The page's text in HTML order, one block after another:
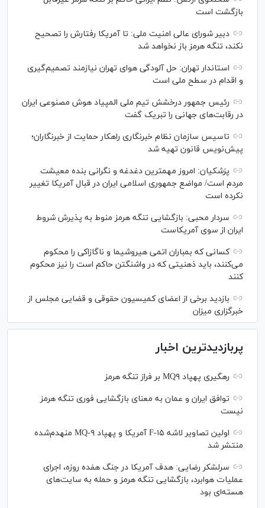
بازگشت است
دبیر شورای عالی امنیت ملی: تا آمریکا رفتارش را تصحیح
نکند، تنگه هرمز باز نخواهد شد
استاندار تهران: حل آلودگی هوای تهران نیازمند تصمیم‌گیری
و اقدام در سطح ملی است
رئیس جمهور درخشش تیم ملی المپیاد هوش مصنوعی ایران
در رقابت‌های جهانی را تبریک گفت
تاسیس سازمان نظام خبرنگاری راهکار حمایت از خبرنگاران؛
پیش‌نویس قانون تهیه شد
پزشکیان: امروز مهمترین دغدغه و نگرانی بنده معیشت
مردم است/ مواضع جمهوری اسلامی ایران در قبال آمریکا تغییر
نکرده است
سردار محبی: بازگشایی تنگه هرمز منوط به پذیرش شروط
ایران از سوی آمریکاست
کسانی که بمباران اتمی هیروشیما و ناگازاکی را محکوم
می‌کنند، باید ذهنیتی که در واشنگتن حاکم است را نیز محکوم
کنند
بازدید برخی از اعضای کمیسیون حقوقی و قضایی مجلس از
خبرگزاری میزان
پربازدیدترین اخبار
رهگیری پهپاد MQ۹ بر فراز تنگه هرمز
توافق ایران و عمان به معنای بازگشایی فوری تنگه هرمز
نیست
اولین تصاویر لاشه F-۱۵ آمریکا و پهپاد MQ-۹ منهدم‌شده
منتشر شد
سرلشکر رضایی: هدف آمریکا در جنگ هفده روزه، اجرای
عملیات هوابرد، بازگشایی تنگه هرمز و حمله به سایت‌های
هسته‌ای بود